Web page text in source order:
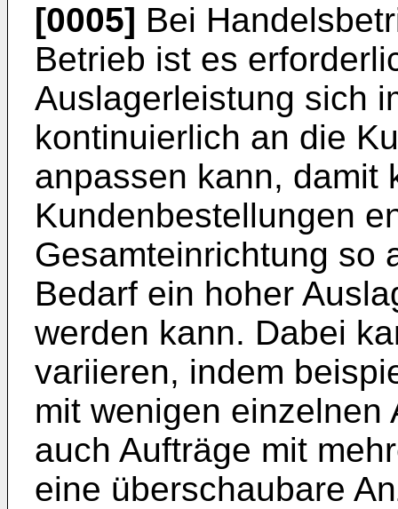
[0005] Bei
Betrieb ist es
Auslagerleistung sich
kontinuierlich an die
anpassen kann, damit
Kundenbestellungen
Gesamteinrichtung so
Bedarf ein hoher
werden kann. Dabei
variieren, indem
mit wenigen einzelnen
auch Aufträge mit
eine überschaubare